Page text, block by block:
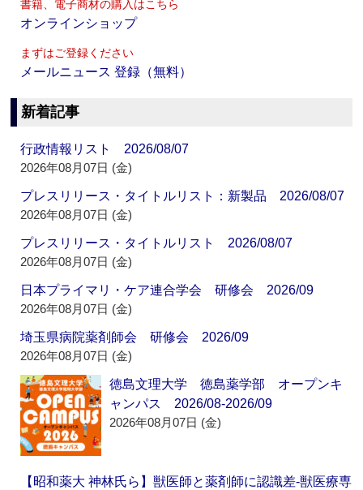
書籍、電子商材の購入はこちら
オンラインショップ
まずはご登録ください
メールニュース 登録（無料）
新着記事
行政情報リスト 2026/08/07
2026年08月07日 (金)
プレスリリース・タイトルリスト：新製品 2026/08/07
2026年08月07日 (金)
プレスリリース・タイトルリスト 2026/08/07
2026年08月07日 (金)
日本プライマリ・ケア連合学会 研修会 2026/09
2026年08月07日 (金)
埼玉県病院薬剤師会 研修会 2026/09
2026年08月07日 (金)
徳島文理大学 徳島薬学部 オープンキ
ャンパス 2026/08-2026/09
2026年08月07日 (金)
【昭和薬大 神林氏ら】獣医師と薬剤師に認識差‐獣医療専